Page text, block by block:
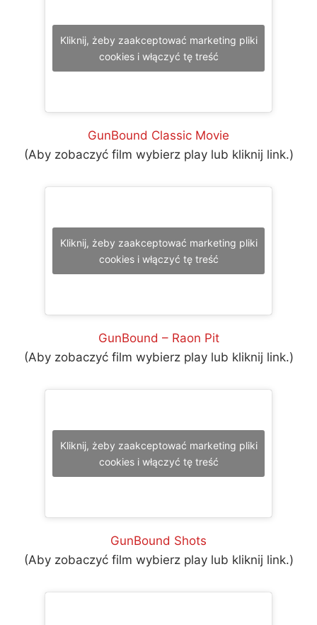
Kliknij, żeby zaakceptować marketing pliki
cookies i włączyć tę treść
GunBound Classic Movie
(Aby zobaczyć film wybierz play lub kliknij link.)
Kliknij, żeby zaakceptować marketing pliki
cookies i włączyć tę treść
GunBound – Raon Pit
(Aby zobaczyć film wybierz play lub kliknij link.)
Kliknij, żeby zaakceptować marketing pliki
cookies i włączyć tę treść
GunBound Shots
(Aby zobaczyć film wybierz play lub kliknij link.)